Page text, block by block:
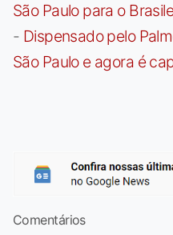
São Paulo para o
- Dispensado pelo
São Paulo e agora é
Comentários